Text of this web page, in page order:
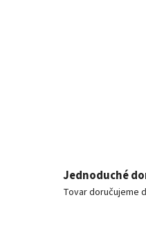
Jednoduché
Tovar doručujeme